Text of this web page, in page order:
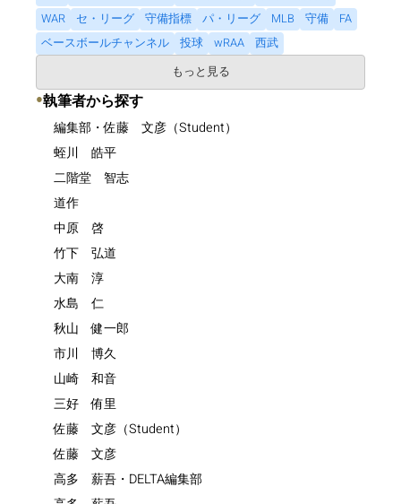
WAR
セ・リーグ 守備指標 パ・リーグ MLB 守備
FA
ベースボールチャンネル
投球 wRAA
西武
もっと見る
●執筆者から探す
編集部・佐藤 文彦（Student）
蛭川 皓平
二階堂 智志
道作
中原 啓
竹下 弘道
大南 淳
水島 仁
秋山 健一郎
市川 博久
山崎 和音
三好 侑里
佐藤 文彦（Student）
佐藤 文彦
高多 薪吾・DELTA編集部